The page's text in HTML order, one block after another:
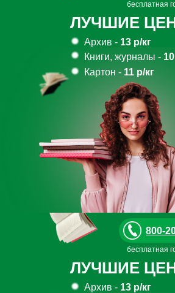
ЛУЧШИЕ
Архив - 13 р/кг
Книги, журналы -
Картон - 11 р/кг
бесплатная
ЛУЧШИЕ
Архив - 13 р/кг
800-
бесплатная